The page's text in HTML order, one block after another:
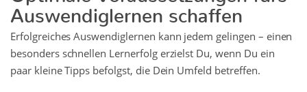
Auswendiglernen schaffen
Erfolgreiches Auswendiglernen kann jedem gelingen – einen
besonders schnellen Lernerfolg erzielst Du, wenn Du ein
paar kleine Tipps befolgst, die Dein Umfeld betreffen.